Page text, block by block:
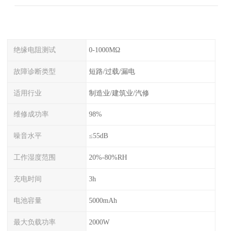
绝缘电阻测试 0-1000MΩ
故障诊断类型 短路/过载/漏电
适用行业 制造业/建筑业/汽修
维修成功率 98%
噪音水平 ≤55dB
工作湿度范围 20%-80%RH
充电时间 3h
电池容量 5000mAh
最大负载功率 2000W